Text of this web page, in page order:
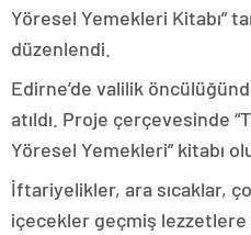
Yöresel Yemekleri Kitabı”
düzenlendi.
Edirne’de valilik
atıldı. Proje çerçevesinde
Yöresel Yemekleri” kitabı
İftariyelikler, ara sıcaklar,
içecekler geçmiş lezzetlere